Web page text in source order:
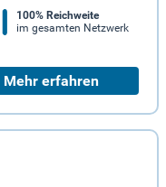
100% Reichweite
im gesamten Netzwerk
Mehr erfahren